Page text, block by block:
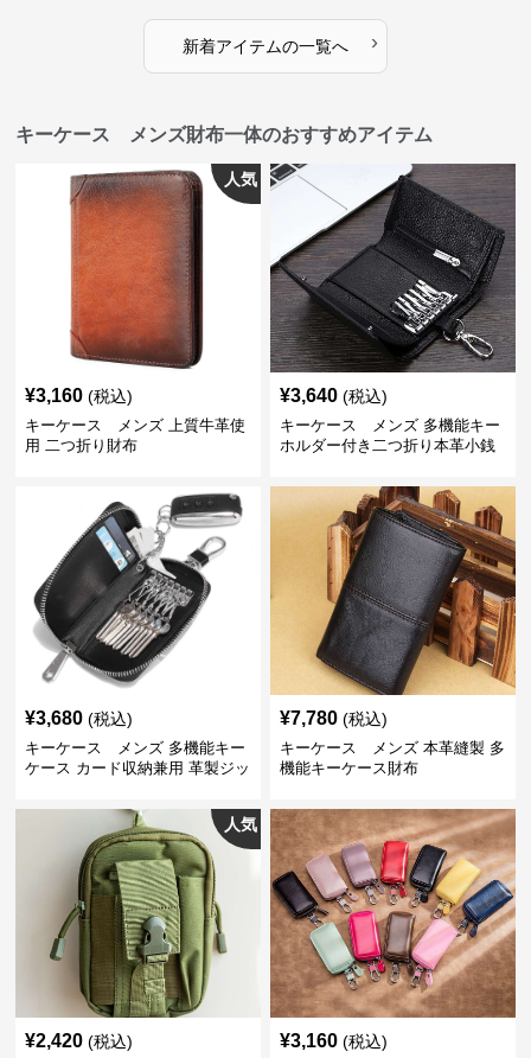
新着アイテムの一覧へ ›
キーケース メンズ財布一体のおすすめアイテム
人気
¥3,160 (税込)
キーケース メンズ 上質牛革使
用 二つ折り財布
¥3,640 (税込)
キーケース メンズ 多機能キー
ホルダー付き二つ折り本革小銭
¥3,680 (税込)
キーケース メンズ 多機能キー
ケース カード収納兼用 革製ジッ
¥7,780 (税込)
キーケース メンズ 本革縫製 多
機能キーケース財布
人気
¥2,420 (税込) ¥3,160 (税込)